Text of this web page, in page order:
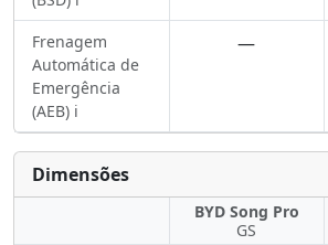
Frenagem
Automática de
Emergência
(AEB) ℹ️
—
Dimensões
BYD Song Pro
GS